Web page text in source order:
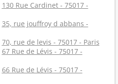
130 Rue Cardinet - 75017 -
35, rue jouffroy d abbans -
70, rue de levis - 75017 - Paris
67 Rue de Lévis - 75017 -
66 Rue de Lévis - 75017 -